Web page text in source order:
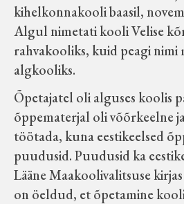
kihelkonnakooli baasil,
Algul nimetati kooli Velise
rahvakooliks, kuid peagi nimi
algkooliks.
Õpetajatel oli alguses koolis
õppematerjal oli võõrkeelne
töötada, kuna eestikeelsed
puudusid. Puudusid ka
Lääne Maakoolivalitsuse
on öeldud, et õpetamine